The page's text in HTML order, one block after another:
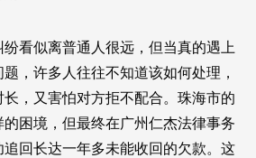
似离普通人很远，但当真的遇上
，许多人往往不知道该如何处理，
，又害怕对方拒不配合。珠海市的
困境，但最终在广州仁杰法律事务
回长达一年多未能收回的欠款。这